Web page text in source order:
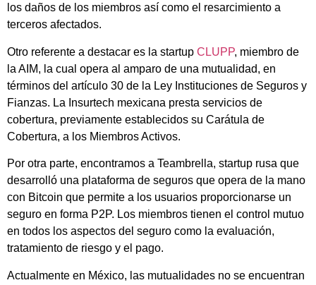
los daños de los miembros así como el resarcimiento a
terceros afectados.
Otro referente a destacar es la startup CLUPP, miembro de
la AIM, la cual opera al amparo de una mutualidad, en
términos del artículo 30 de la Ley Instituciones de Seguros y
Fianzas. La Insurtech mexicana presta servicios de
cobertura, previamente establecidos su Carátula de
Cobertura, a los Miembros Activos.
Por otra parte, encontramos a Teambrella, startup rusa que
desarrolló una plataforma de seguros que opera de la mano
con Bitcoin que permite a los usuarios proporcionarse un
seguro en forma P2P. Los miembros tienen el control mutuo
en todos los aspectos del seguro como la evaluación,
tratamiento de riesgo y el pago.
Actualmente en México, las mutualidades no se encuentran